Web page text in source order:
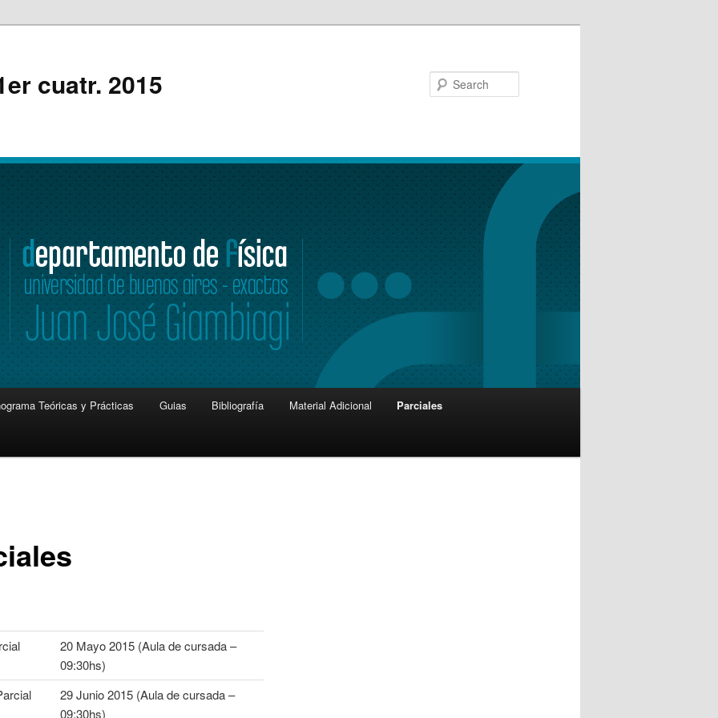
cuatr. 2015
Teóricas y Prácticas Guias Bibliografía Material Adicional Parciales
20 Mayo 2015 (Aula de cursada –
09:30hs)
29 Junio 2015 (Aula de cursada –
09:30hs)